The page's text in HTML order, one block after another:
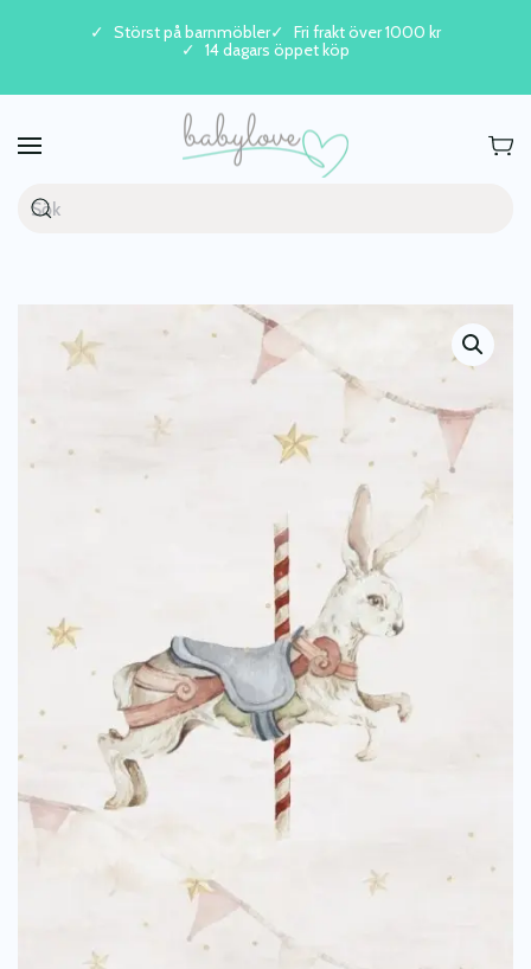
Skip to main content
Störst på barnmöbler
Fri frakt över 1000 kr
14 dagars öppet köp